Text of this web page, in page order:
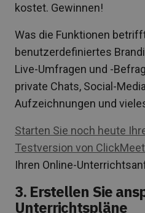
kostet. Gewinnen!
Was die Funktionen
benutzerdefiniertes
Live-Umfragen und -
private Chats, Social-
Aufzeichnungen und
Starten Sie noch heute
Testversion von
Ihren Online-
3. Erstellen Sie
Unterrichtspläne